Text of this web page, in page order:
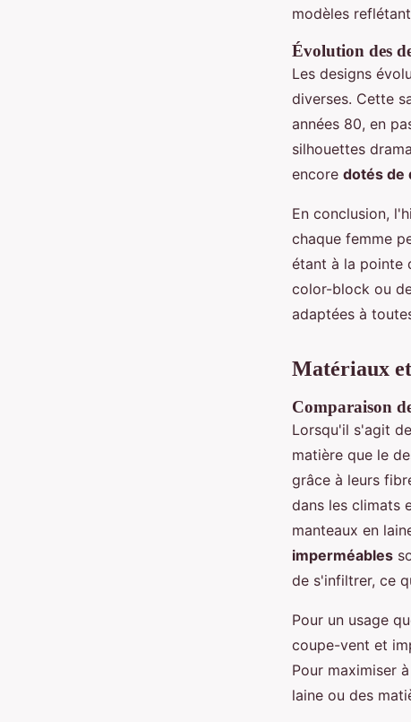
modèles
Évolution des
Les designs
diverses. Cette
années 80, en
silhouettes
encore dotés de
En conclusion,
chaque femme
étant à la pointe
color-block ou
adaptées à
Matériaux
Comparaison
Lorsqu'il s'agit
matière que le
grâce à leurs
dans les climats
manteaux en
imperméables
de s'infiltrer, ce
Pour un usage
coupe-vent et
Pour maximiser
laine ou des